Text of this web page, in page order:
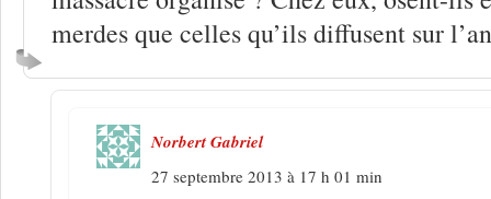
merdes que celles qu’ils diffusent sur
Norbert Gabriel
27 septembre 2013 à 17 h 01 min